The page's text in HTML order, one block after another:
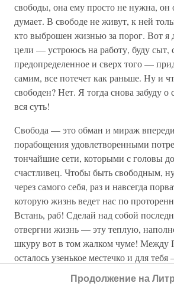
свободы, она ему просто не нужна, он
думает. В свободе не живут, к ней
кто выброшен жизнью за порог. Вот я
цели — устроюсь на работу, буду сыт,
предопределенное и сверх того —
самим, все потечет как раньше. Ну и
свободен? Нет. Я тогда снова забуду о
вся суть!
Свобода — это обман и мираж
порабощения удовлетворенными
тончайшие сети, которыми с головы
счастливец. Чтобы быть свободным,
через самого себя, раз и навсегда
которую жизнь ведет нас по
Встань, раб! Сделай над собой
отвергни жизнь — эту теплую,
шкуру вот в том жалком чуме! Между
осталось узенькое местечко и для
Продолжение на